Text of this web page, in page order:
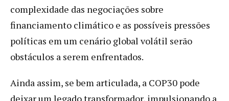
complexidade das negociações sobre
financiamento climático e as possíveis pressões
políticas em um cenário global volátil serão
obstáculos a serem enfrentados.
Ainda assim, se bem articulada, a COP30 pode
deixar um legado transformador, impulsionando a